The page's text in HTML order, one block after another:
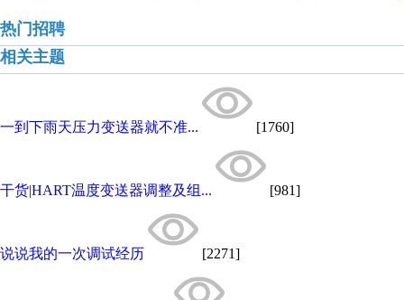
热门招聘
相关主题
一到下雨天压力变送器就不准... [1760]
干货|HART温度变送器调整及组... [981]
说说我的一次调试经历 [2271]